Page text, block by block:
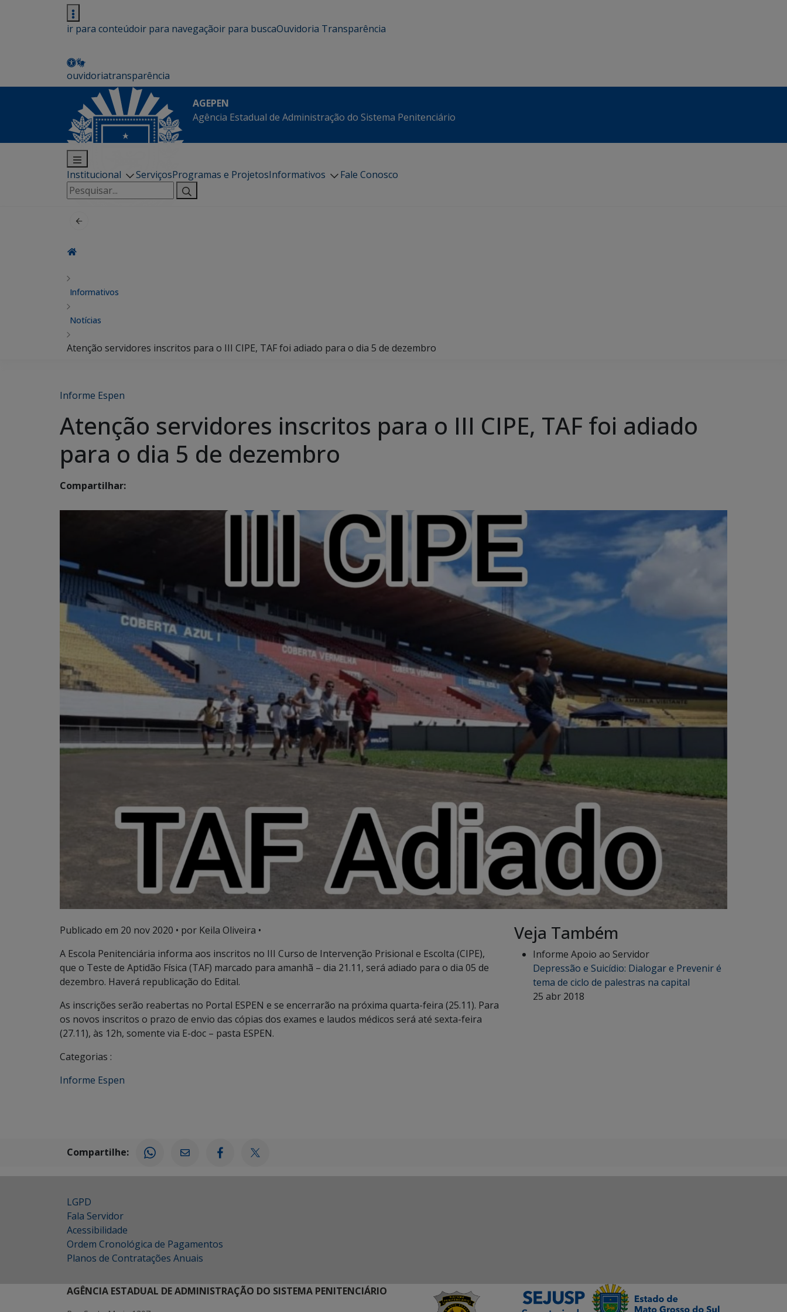
ir para conteúdoir para navegaçãoir para buscaOuvidoria Transparência
ouvidoriatransparência
AGEPEN
Agência Estadual de Administração do Sistema Penitenciário
Institucional ServiçosProgramas e ProjetosInformativos
Fale Conosco
Pesquisar
por:
Informativos
Notícias
Atenção servidores inscritos para o III CIPE, TAF foi adiado para o dia 5 de dezembro
Informe Espen
Atenção servidores inscritos para o III CIPE, TAF foi adiado
para o dia 5 de dezembro
Compartilhar:
Publicado em 20 nov 2020 • por Keila Oliveira •
A Escola Penitenciária informa aos inscritos no III Curso de Intervenção Prisional e Escolta (CIPE),
que o Teste de Aptidão Física (TAF) marcado para amanhã – dia 21.11, será adiado para o dia 05 de
dezembro. Haverá republicação do Edital.
As inscrições serão reabertas no Portal ESPEN e se encerrarão na próxima quarta-feira (25.11). Para
os novos inscritos o prazo de envio das cópias dos exames e laudos médicos será até sexta-feira
(27.11), às 12h, somente via E-doc – pasta ESPEN.
Categorias :
Informe Espen
Veja Também
Informe Apoio ao Servidor
Depressão e Suicídio: Dialogar e Prevenir é
tema de ciclo de palestras na capital
25 abr 2018
Compartilhe:
LGPD
Fala Servidor
Acessibilidade
Ordem Cronológica de Pagamentos
Planos de Contratações Anuais
AGÊNCIA ESTADUAL DE ADMINISTRAÇÃO DO SISTEMA PENITENCIÁRIO